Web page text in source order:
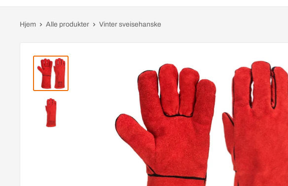
Hjem Alle produkter Vinter sveisehanske